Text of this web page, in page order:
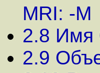
MRI: -M
2.8 Имя
2.9